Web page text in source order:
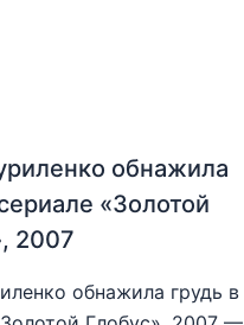
обнажила
«Золотой
2007
обнажила грудь в